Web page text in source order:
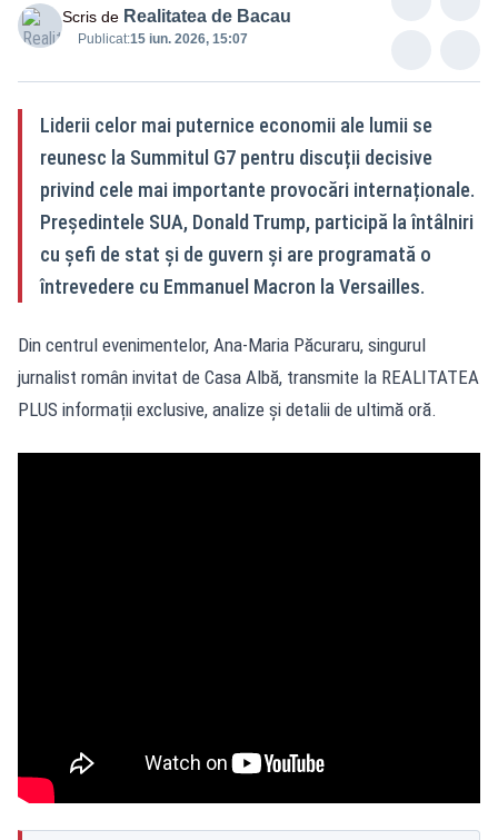
Scris de Realitatea de Bacau
Publicat:15 iun. 2026, 15:07
Liderii celor mai puternice economii ale lumii se
reunesc la Summitul G7 pentru discuții decisive
privind cele mai importante provocări internaționale.
Președintele SUA, Donald Trump, participă la întâlniri
cu șefi de stat și de guvern și are programată o
întrevedere cu Emmanuel Macron la Versailles.
Din centrul evenimentelor, Ana-Maria Păcuraru, singurul
jurnalist român invitat de Casa Albă, transmite la REALITATEA
PLUS informații exclusive, analize și detalii de ultimă oră.